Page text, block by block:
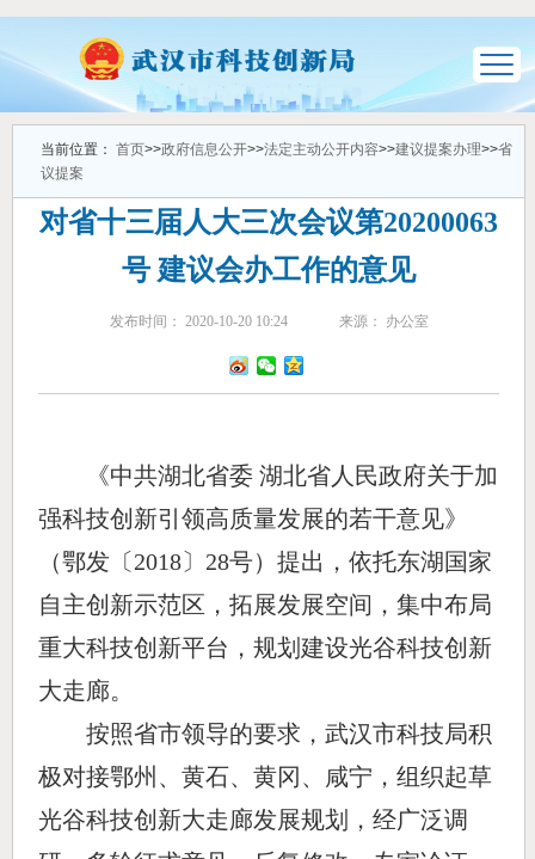
当前位置： 首页>>政府信息公开>>法定主动公开内容>>建议提案办理>>省
议提案
对省十三届人大三次会议第20200063
号 建议会办工作的意见
发布时间： 2020-10-20 10:24 来源： 办公室
《中共湖北省委 湖北省人民政府关于加
强科技创新引领高质量发展的若干意见》
（鄂发〔 2018〕28号）提出，依托东湖国家
自主创新示范区，拓展发展空间，集中布局
重大科技创新平台，规划建设光谷科技创新
大走廊。
按照省市领导的要求，武汉市科技局积
极对接鄂州、黄石、黄冈、咸宁，组织起草
光谷科技创新大走廊发展规划，经广泛调